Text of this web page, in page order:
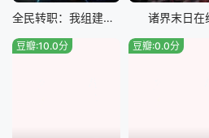
全民转职：我组建了BOSS军团 诸界末日在
豆瓣:10.0分 豆瓣:0.0分